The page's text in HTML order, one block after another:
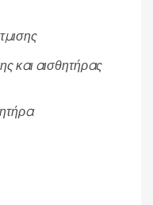
και αισθητήρας